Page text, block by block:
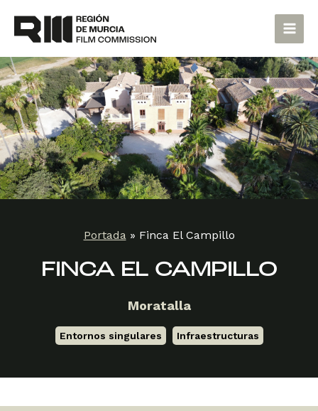
contenido
Main
Portada» Finca El Campillo
FINCA EL CAMPILLO
Moratalla
Entornos singulares Infraestructuras